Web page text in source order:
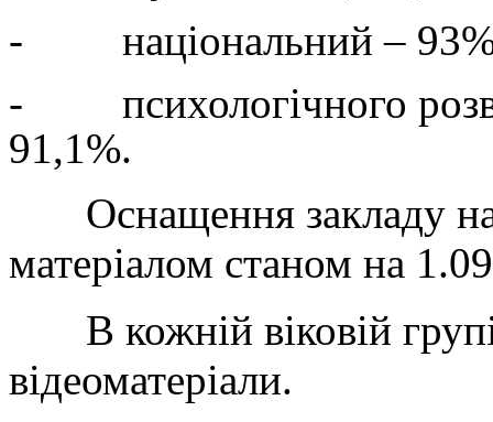
- національний –
- психологічного
91,1%.
Оснащення закладу
матеріалом станом на
В кожній віковій
відеоматеріали.